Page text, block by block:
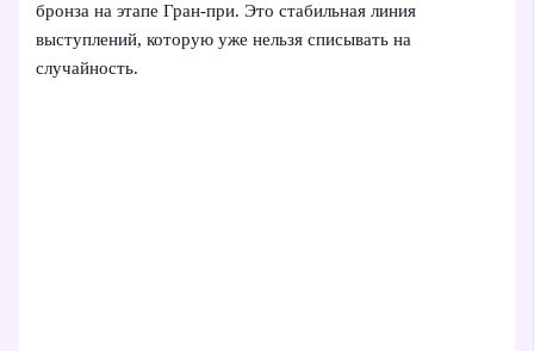
бронза на этапе Гран-при. Это стабильная линия
выступлений, которую уже нельзя списывать на
случайность.